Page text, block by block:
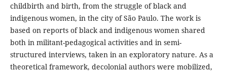
childbirth and birth, from the struggle of black and
indigenous women, in the city of São Paulo. The work is
based on reports of black and indigenous women shared
both in militant-pedagogical activities and in semi-
structured interviews, taken in an exploratory nature. As a
theoretical framework, decolonial authors were mobilized,